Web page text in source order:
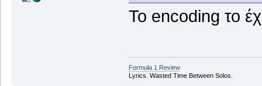
Το encoding το
Formula 1 Review
Lyrics. Wasted Time Between Solos.